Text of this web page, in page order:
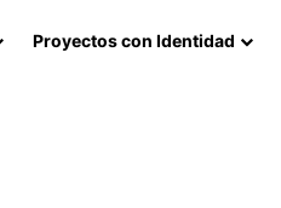
Proyectos con Identidad